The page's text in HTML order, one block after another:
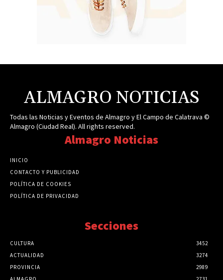
ALMAGRO NOTICIAS
Todas las Noticias y Eventos de Almagro y El Campo de Calatrava ©
Almagro (Ciudad Real). All rights reserved.
Almagro Noticias
INICIO
CONTACTO Y PUBLICIDAD
POLÍTICA DE COOKIES
POLÍTICA DE PRIVACIDAD
Secciones
CULTURA
3452
ACTUALIDAD
3274
PROVINCIA
2989